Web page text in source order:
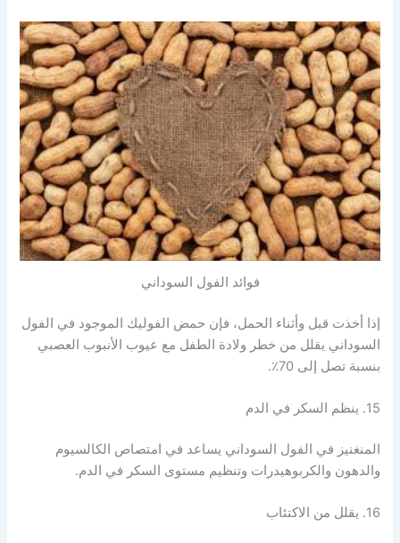
فوائد الفول السوداني
إذا أخذت قبل وأثناء الحمل، فإن حمض الفوليك الموجود في الفول
السوداني يقلل من خطر ولادة الطفل مع عيوب الأنبوب العصبي
بنسبة تصل إلى 70٪.
15. ينظم السكر في الدم
المنغنيز في الفول السوداني يساعد في امتصاص الكالسيوم
والدهون والكربوهيدرات وتنظيم مستوى السكر في الدم.
16. يقلل من الاكتئاب